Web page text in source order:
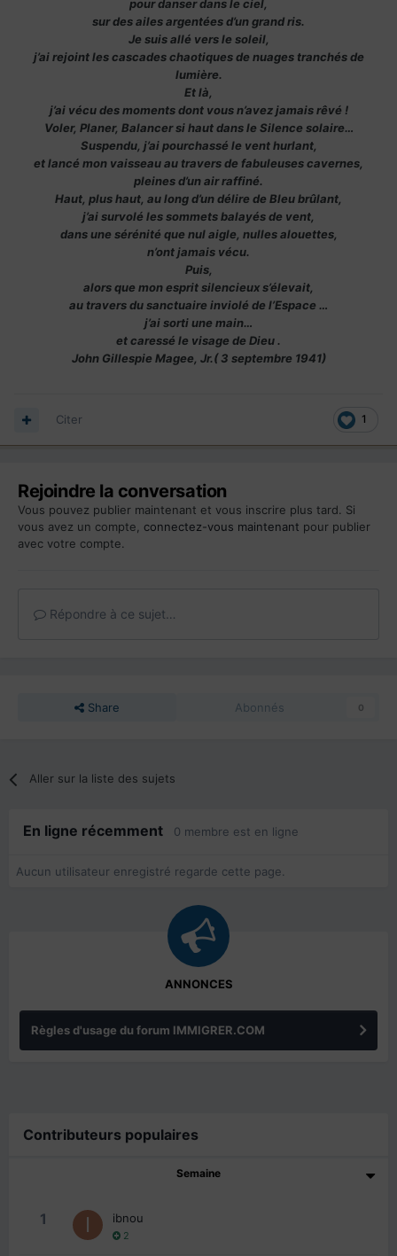
pour danser dans le ciel,
sur des ailes argentées d’un grand ris.
Je suis allé vers le soleil,
j’ai rejoint les cascades chaotiques de nuages tranchés de
lumière.
Et là,
j’ai vécu des moments dont vous n’avez jamais rêvé !
Voler, Planer, Balancer si haut dans le Silence solaire…
Suspendu, j’ai pourchassé le vent hurlant,
et lancé mon vaisseau au travers de fabuleuses cavernes,
pleines d’un air raffiné.
Haut, plus haut, au long d’un délire de Bleu brûlant,
j’ai survolé les sommets balayés de vent,
dans une sérénité que nul aigle, nulles alouettes,
n’ont jamais vécu.
Puis,
alors que mon esprit silencieux s’élevait,
au travers du sanctuaire inviolé de l’Espace …
j’ai sorti une main…
et caressé le visage de Dieu .
John Gillespie Magee, Jr.( 3 septembre 1941)
1
Citer
Rejoindre la conversation
Vous pouvez publier maintenant et vous inscrire plus tard. Si
vous avez un compte, connectez-vous maintenant pour publier
avec votre compte.
Répondre à ce sujet…
Share Abonnés 0
Aller sur la liste des sujets
En ligne récemment 0 membre est en ligne
Aucun utilisateur enregistré regarde cette page.
ANNONCES
Règles d'usage du forum IMMIGRER.COM
Contributeurs populaires
Semaine
1 ibnou
2